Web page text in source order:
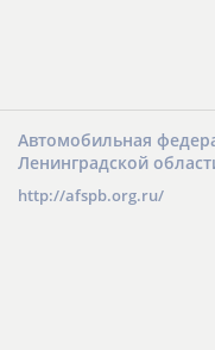
Автомобильная
Ленинградской
http://afspb.org.ru/